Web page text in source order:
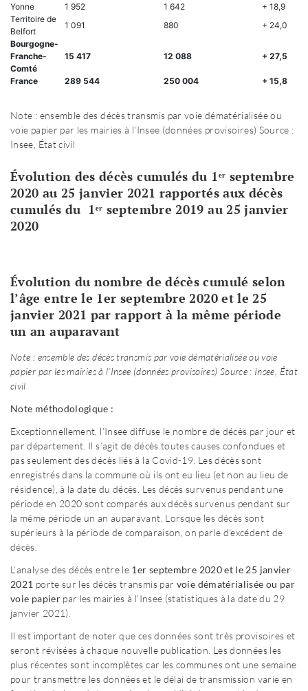
Yonne
1 952 1 642
+ 18,9
Territoire de
Belfort
1 091 880
+ 24,0
Bourgogne-
Franche-
Comté
15 417 12 088 + 27,5
France 289 544 250 004 + 15,8
Note : ensemble des décès transmis par voie dématérialisée ou
voie papier par les mairies à l’Insee (données provisoires) Source :
Insee, État civil
Évolution des décès cumulés du 1ᵉʳ septembre
2020 au 25 janvier 2021 rapportés aux décès
cumulés du 1ᵉʳ septembre 2019 au 25 janvier
2020
Évolution du nombre de décès cumulé selon
l’âge entre le 1er septembre 2020 et le 25
janvier 2021 par rapport à la même période
un an auparavant
Note : ensemble des décès transmis par voie dématérialisée ou voie
papier par les mairies à l'Insee (données provisoires) Source : Insee, État
civil
Note méthodologique :
Exceptionnellement, l’Insee diffuse le nombre de décès par jour et
par département. Il s’agit de décès toutes causes confondues et
pas seulement des décès liés à la Covid-19. Les décès sont
enregistrés dans la commune où ils ont eu lieu (et non au lieu de
résidence), à la date du décès. Les décès survenus pendant une
période en 2020 sont comparés aux décès survenus pendant sur
la même période un an auparavant. Lorsque les décès sont
supérieurs à la période de comparaison, on parle d’excédent de
décès.
L’analyse des décès entre le 1er septembre 2020 et le 25 janvier
2021 porte sur les décès transmis par voie dématérialisée ou par
voie papier par les mairies à l’Insee (statistiques à la date du 29
janvier 2021).
Il est important de noter que ces données sont très provisoires et
seront révisées à chaque nouvelle publication. Les données les
plus récentes sont incomplètes car les communes ont une semaine
pour transmettre les données et le délai de transmission varie en